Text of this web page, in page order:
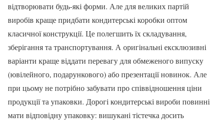
відтворювати будь-які форми. Але для великих партій
виробів краще придбати кондитерські коробки оптом
класичної конструкції. Це полегшить їх складування,
зберігання та транспортування. А оригінальні ексклюзивні
варіанти краще віддати перевагу для обмеженого випуску
(ювілейного, подарункового) або презентації новинок. Але
при цьому не потрібно забувати про співвідношення ціни
продукції та упаковки. Дорогі кондитерські вироби повинні
мати відповідну упаковку: вишукані тістечка досить